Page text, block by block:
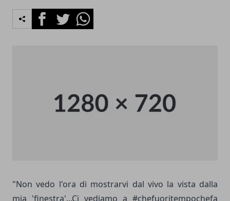
FacebookTwitterWhatsapp
"Non vedo l'ora di mostrarvi dal vivo la vista dalla
mia 'finestra'...Ci vediamo a #chefuoritempochefa